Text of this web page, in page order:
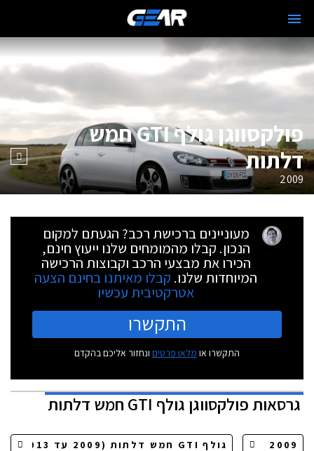
פולקסווגן גולף GTI חמש
דלתות
2009
מעוניינים ברכישת רכב? הגעתם למקום
הנכון. קבלו מהמומחים שלנו ייעוץ חינם,
הכירו את מבצעי הרכב וקבוצות הרכישה
המיוחדות שלנו. קבלו מאיתנו בחינם הצעה
אטרקטיבית עכשיו
התקשרו
התקשרו או מלאו פרטים ונחזור אליכם בהקדם
גרסאותפולקסווגן גולף GTI חמש דלתות